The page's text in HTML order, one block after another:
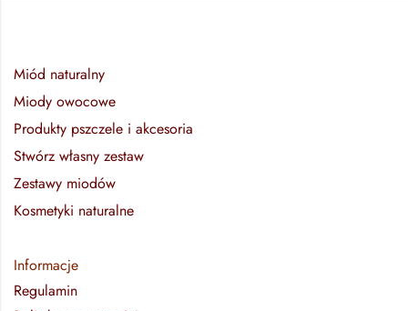
Miód naturalny
Miody owocowe
Produkty pszczele i akcesoria
Stwórz własny zestaw
Zestawy miodów
Kosmetyki naturalne
Informacje
Regulamin